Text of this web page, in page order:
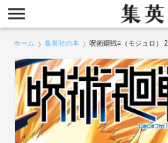
ホーム 集英社の本 呪術廻戦≡（モジュロ） 2